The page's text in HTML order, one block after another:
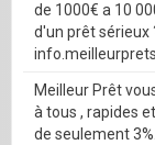
de 1000€ a 10
d'un prêt sérieux
Meilleur Prêt
à tous , rapides
de seulement